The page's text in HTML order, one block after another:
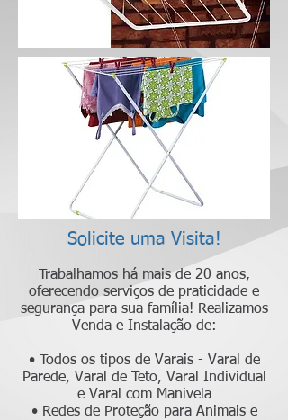
Solicite uma Visita!
Trabalhamos há mais de 20 anos,
oferecendo serviços de praticidade e
segurança para sua família! Realizamos
Venda e Instalação de:
• Todos os tipos de Varais - Varal de
Parede, Varal de Teto, Varal Individual
e Varal com Manivela
• Redes de Proteção para Animais e